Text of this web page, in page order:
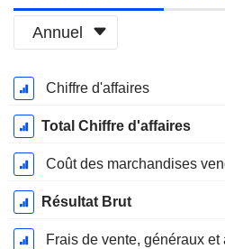
Annuel
Période
Fiscale:
Décembre
Chiffre d'affaires
Total Chiffre d'affaires
Coût des marchandises
Résultat Brut
Frais de vente, généraux et